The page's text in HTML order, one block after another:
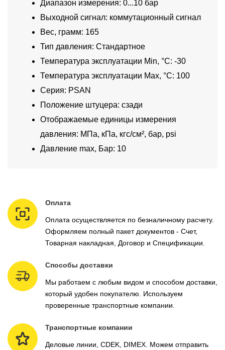
Диапазон измерения: 0...10 бар
Выходной сигнал: коммутационный сигнал
Вес, грамм: 165
Тип давления: Стандартное
Температура эксплуатации Min, °C: -30
Температура эксплуатации Max, °C: 100
Серия: PSAN
Положение штуцера: сзади
Отображаемые единицы измерения
давления: МПа, кПа, кгс/см², бар, psi
Давление max, Бар: 10
Оплата
Оплата осуществляется по безналичному расчету.
Оформляем полный пакет документов - Счет,
Товарная накладная, Договор и Спецификации.
Способы доставки
Мы работаем с любым видом и способом доставки,
который удобен покупателю. Используем
проверенные транспортные компании.
Транспортные компании
Деловые линии, CDEK, DIMEX. Можем отправить